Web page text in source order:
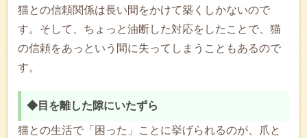
猫との信頼関係は長い間をかけて築くしかないので
す。そして、ちょっと油断した対応をしたことで、猫
の信頼をあっという間に失ってしまうこともあるので
す。
◆目を離した隙にいたずら
猫との生活で「困った」ことに挙げられるのが、爪と